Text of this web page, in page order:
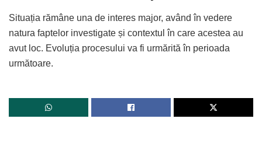
Situația rămâne una de interes major, având în vedere
natura faptelor investigate și contextul în care acestea au
avut loc. Evoluția procesului va fi urmărită în perioada
următoare.